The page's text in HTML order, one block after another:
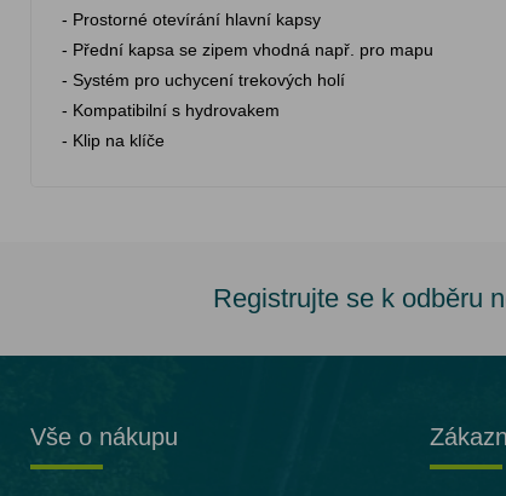
- Prostorné otevírání hlavní kapsy
- Přední kapsa se zipem vhodná např. pro mapu
- Systém pro uchycení trekových holí
- Kompatibilní s hydrovakem
- Klip na klíče
Registrujte se k odběru
Vše o nákupu